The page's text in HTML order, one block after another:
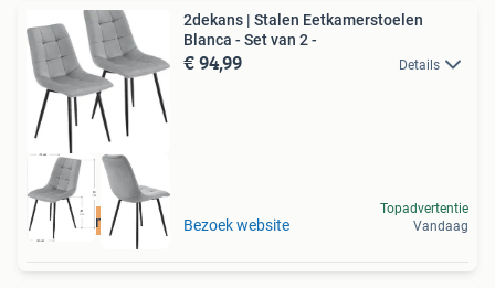
Duurzame Deal
2dekans | Stalen Eetkamerstoelen
Blanca - Set van 2 -
€ 94,99 Details
Bezoek website
Topadvertentie
Vandaag